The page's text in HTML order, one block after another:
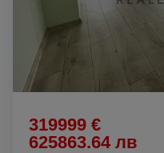
319999 €
625863.64 лв